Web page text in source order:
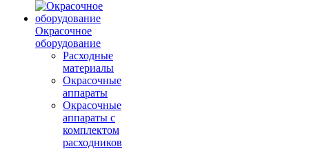
Окрасочное
оборудование
Расходные
материалы
Окрасочные
аппараты
Окрасочные
аппараты с
комплектом
расходников